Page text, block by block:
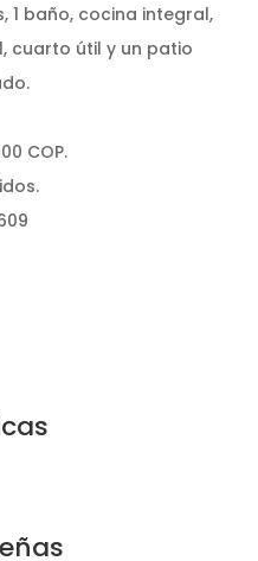
1 baño, cocina integral,
cuarto útil y un patio
COP.